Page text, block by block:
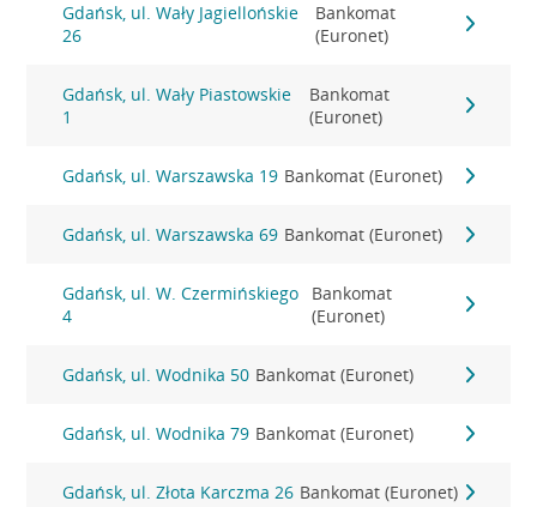
Gdańsk, ul. Wały Jagiellońskie
26
Bankomat
(Euronet)
Gdańsk, ul. Wały Piastowskie
1
Bankomat
(Euronet)
Gdańsk, ul. Warszawska 19 Bankomat (Euronet)
Gdańsk, ul. Warszawska 69 Bankomat (Euronet)
Gdańsk, ul. W. Czermińskiego
4
Bankomat
(Euronet)
Gdańsk, ul. Wodnika 50 Bankomat (Euronet)
Gdańsk, ul. Wodnika 79 Bankomat (Euronet)
Gdańsk, ul. Złota Karczma 26 Bankomat (Euronet)